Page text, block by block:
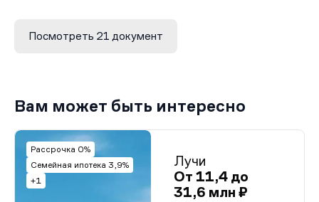
Проектная декларация (корп. 4 фаза 9) от 06.06.2025
06.06.2025 г.
Разрешение на ввод объекта в эксплуатацию,7 (фаза
Проектная декларация фаза 11 от 08.05.2024 г.
Проектная декларация фаза 9 от 08.05.2024 г.
Проектная декларация фаза 7.2 от 08.05.2024 г.
Проектная декларация фаза 7.1 от 08.05.2024 г.
Проектная декларация фаза 11 от 09.04.2024 г.
Проектная декларация фаза 10 от 09.04.2024 г.
Посмотреть 21 документ
Вам может быть интересно
Рассрочка 0%
Семейная ипотека 3,9%
+1
Лучи
От 11,4 до
31,6 млн ₽